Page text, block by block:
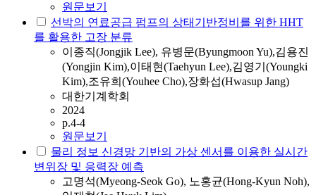
원문보기
선박의 연료공급 펌프의 상태기반정비를 위한 HHT
를 활용한 고장 분류
이종직(Jongjik Lee), 유병문(Byungmoon Yu),김용진
(Yongjin Kim),이태현(Taehyun Lee),김영기(Youngki
Kim),조유희(Youhee Cho),장화섭(Hwasup Jang)
대한기계학회
2024
p.4-4
원문보기
물리 정보 신경망 기반의 가상 센서를 이용한 실시간
변위장 및 응력장 예측
고명석(Myeong-Seok Go), 노홍균(Hong-Kyun Noh),